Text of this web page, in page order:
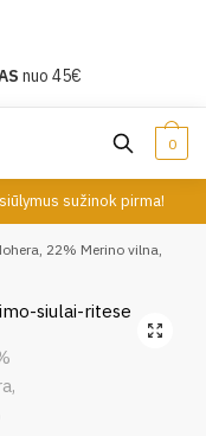
nuo 45€
0
sužinok pirma!
22% Merino vilna,